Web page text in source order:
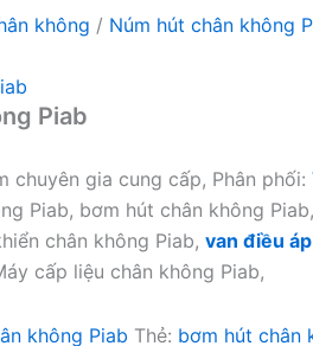
không / Núm hút chân không
Piab
chuyên gia cung cấp, Phân phối:
Piab, bơm hút chân không
chân không Piab, van điều
cấp liệu chân không Piab,
không Piab Thẻ: bơm hút chân